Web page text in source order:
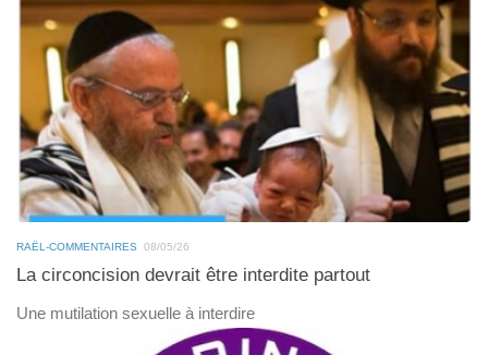
RAËL-COMMENTAIRES 08/05/26
La circoncision devrait être interdite partout
Une mutilation sexuelle à interdire